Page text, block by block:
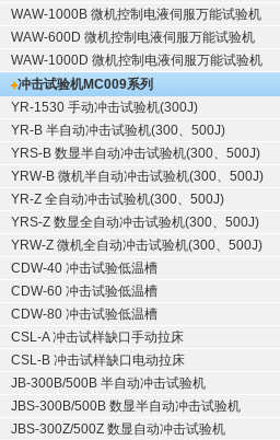
WAW-1000B 微机控制电液伺服万能试验机
WAW-600D 微机控制电液伺服万能试验机
WAW-1000D 微机控制电液伺服万能试验机
冲击试验机MC009系列
YR-1530 手动冲击试验机(300J)
YR-B 半自动冲击试验机(300、500J)
YRS-B 数显半自动冲击试验机(300、500J)
YRW-B 微机半自动冲击试验机(300、500J)
YR-Z 全自动冲击试验机(300、500J)
YRS-Z 数显全自动冲击试验机(300、500J)
YRW-Z 微机全自动冲击试验机(300、500J)
CDW-40 冲击试验低温槽
CDW-60 冲击试验低温槽
CDW-80 冲击试验低温槽
CSL-A 冲击试样缺口手动拉床
CSL-B 冲击试样缺口电动拉床
JB-300B/500B 半自动冲击试验机
JBS-300B/500B 数显半自动冲击试验机
JBS-300Z/500Z 数显自动冲击试验机